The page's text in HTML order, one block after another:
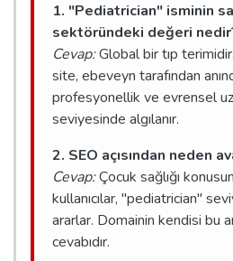
1. "Pediatrician" isminin
sektöründeki değeri
Cevap:Global bir tıp
site, ebeveyn tarafından
profesyonellik ve evrensel
seviyesinde algılanır.
2. SEO açısından neden
Cevap:Çocuk sağlığı
kullanıcılar, "pediatrician"
ararlar. Domainin kendisi bu
cevabıdır.